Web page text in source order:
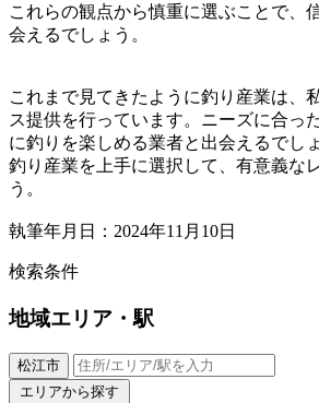
これらの観点から慎重に選ぶことで、
会えるでしょう。
これまで見てきたように釣り産業は、
ス提供を行っています。ニーズに合っ
に釣りを楽しめる業者と出会えるでしょ
釣り産業を上手に選択して、有意義な
う。
執筆年月日：2024年11月10日
検索条件
地域エリア・駅
松江市
エリアから探す